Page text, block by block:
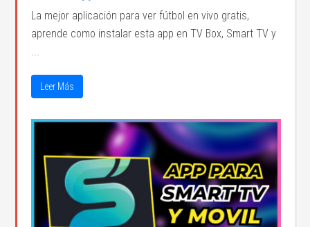
La mejor aplicación para ver fútbol en vivo gratis,
aprende como instalar esta app en TV Box, Smart TV y
...
Leer Más